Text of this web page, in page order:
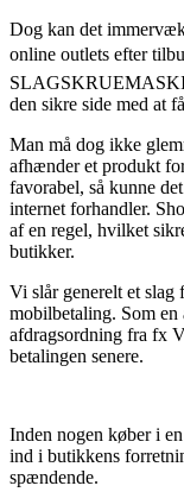
Dog kan det
online outlets efter
den sikre side med at
Man må dog ikke
afhænder et produkt
favorabel, så kunne
internet forhandler.
af en regel, hvilket
butikker.
Vi slår generelt et slag
mobilbetaling. Som en
afdragsordning fra fx
betalingen senere.
Inden nogen køber i
ind i butikkens
spændende.